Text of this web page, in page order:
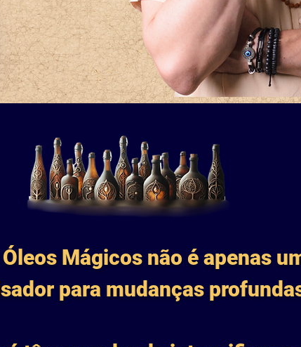
Mágicos não é apenas
para mudanças